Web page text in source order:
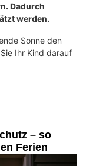
Dadurch
werden.
Sonne den
Ihr Kind darauf
– so
Ferien